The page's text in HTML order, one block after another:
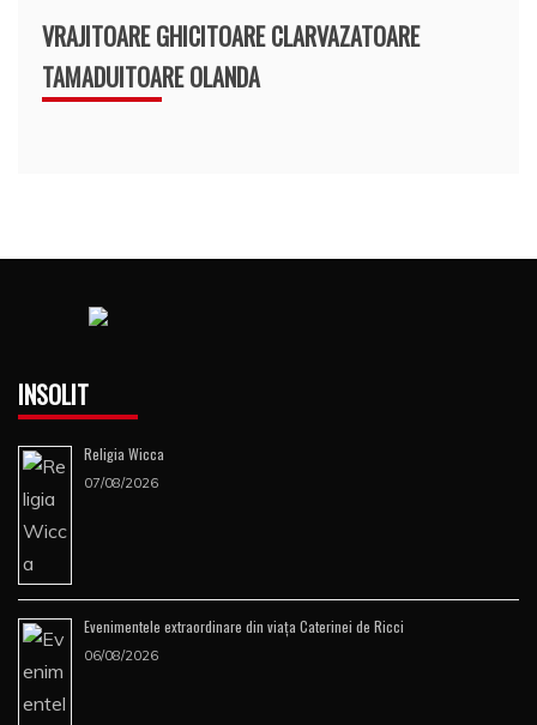
VRAJITOARE GHICITOARE CLARVAZATOARE
TAMADUITOARE OLANDA
INSOLIT
Religia Wicca
07/08/2026
Evenimentele extraordinare din viața Caterinei de Ricci
06/08/2026